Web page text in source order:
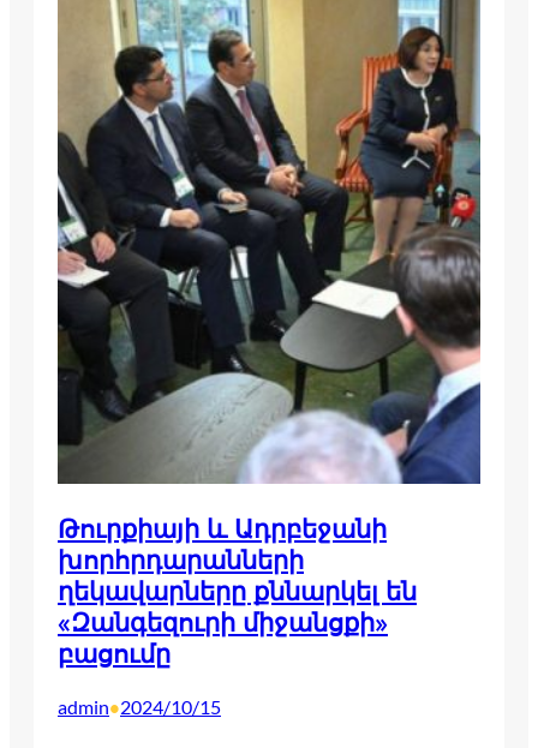
Թուրքիայի և Ադրբեջանի
խորհրդարանների
ղեկավարները քննարկել են
«Զանգեզուրի միջանցքի»
բացումը
admin•2024/10/15